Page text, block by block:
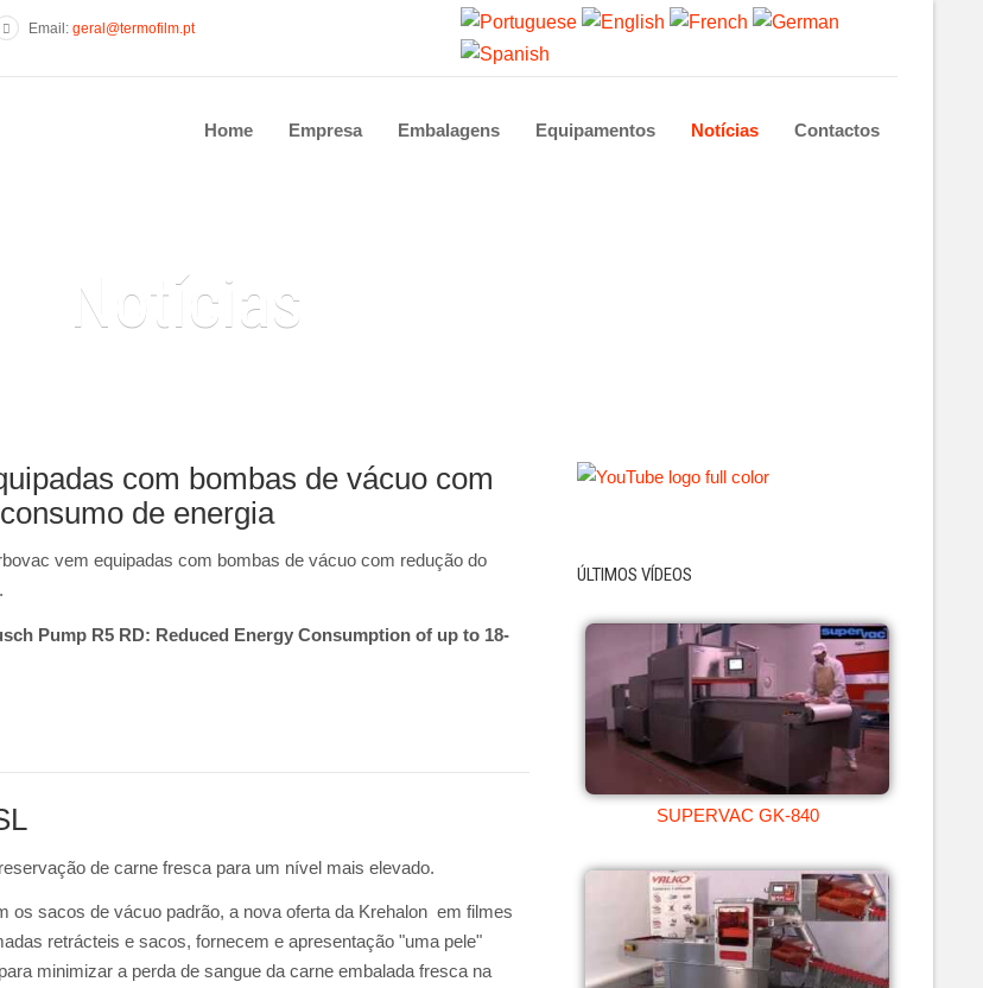
Email: geral@termofilm.pt
Home Empresa Embalagens Equipamentos Notícias Contactos
Notícias
com bombas de vácuo com
de energia
vem equipadas com bombas de vácuo com redução do
Pump R5 RD: Reduced Energy Consumption of up to 18-
de carne fresca para um nível mais elevado.
os sacos de vácuo padrão, a nova oferta da Krehalon em filmes
retrácteis e sacos, fornecem e apresentação "uma pele"
minimizar a perda de sangue da carne embalada fresca na
ÚLTIMOS VÍDEOS
SUPERVAC GK-840